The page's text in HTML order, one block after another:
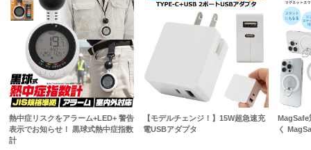
熱中症リスクをアラーム+LED+ 警告
表示でお知らせ！ 黒球式熱中症指数
計
【モデルチェンジ！】15W超急速充
電USBアダプタ
MagSafe
く